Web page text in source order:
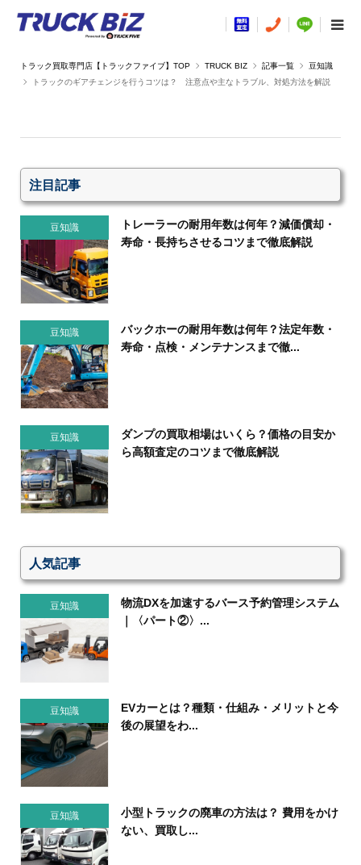
TRUCK BIZ 記事一覧
豆知識
トラックのギアチェンジを行うコツは？ 注意点や主なトラブル、対処方法を解説
注目記事
豆知識
トレーラーの耐用年数は何年？減価償却・
寿命・長持ちさせるコツまで徹底解説
豆知識
バックホーの耐用年数は何年？法定年数・
寿命・点検・メンテナンスまで徹...
豆知識
ダンプの買取相場はいくら？価格の目安か
ら高額査定のコツまで徹底解説
人気記事
豆知識
物流DXを加速するバース予約管理システム
｜〈パート②〉...
豆知識
EVカーとは？種類・仕組み・メリットと今
後の展望をわ...
豆知識
小型トラックの廃車の方法は？ 費用をかけ
ない、買取し...